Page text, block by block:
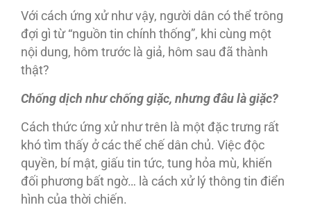
Với cách ứng xử như vậy, người dân có thể trông
đợi gì từ “nguồn tin chính thống”, khi cùng một
nội dung, hôm trước là giả, hôm sau đã thành
thật?
Chống dịch như chống giặc, nhưng đâu là giặc?
Cách thức ứng xử như trên là một đặc trưng rất
khó tìm thấy ở các thể chế dân chủ. Việc độc
quyền, bí mật, giấu tin tức, tung hỏa mù, khiến
đối phương bất ngờ… là cách xử lý thông tin điển
hình của thời chiến.